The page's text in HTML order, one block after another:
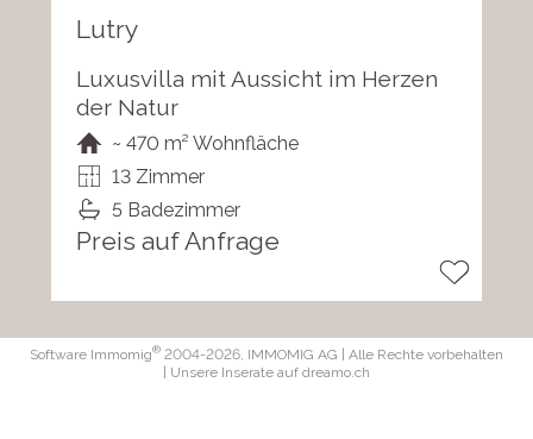
Lutry
Luxusvilla mit Aussicht im Herzen
der Natur
~ 470 m² Wohnfläche
13 Zimmer
5 Badezimmer
Preis auf Anfrage
Software Immomig® 2004-2026, IMMOMIG AG | Alle Rechte vorbehalten
| Unsere Inserate auf dreamo.ch